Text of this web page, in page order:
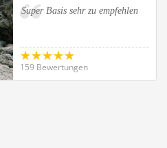
Super Basis sehr zu empfehlen
159 Bewertungen